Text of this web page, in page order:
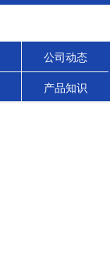
公司动态
产品知识